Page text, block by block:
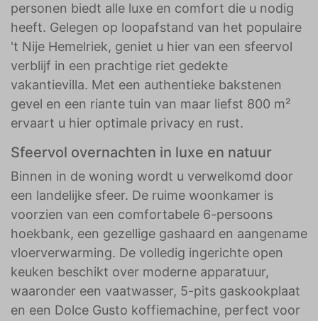
personen biedt alle luxe en comfort die u nodig
heeft. Gelegen op loopafstand van het populaire
't Nije Hemelriek, geniet u hier van een sfeervol
verblijf in een prachtige riet gedekte
vakantievilla. Met een authentieke bakstenen
gevel en een riante tuin van maar liefst 800 m²
ervaart u hier optimale privacy en rust.
Sfeervol overnachten in luxe en natuur
Binnen in de woning wordt u verwelkomd door
een landelijke sfeer. De ruime woonkamer is
voorzien van een comfortabele 6-persoons
hoekbank, een gezellige gashaard en aangename
vloerverwarming. De volledig ingerichte open
keuken beschikt over moderne apparatuur,
waaronder een vaatwasser, 5-pits gaskookplaat
en een Dolce Gusto koffiemachine, perfect voor